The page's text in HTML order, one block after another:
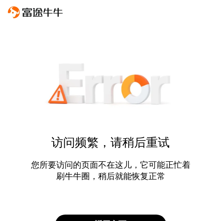
访问频繁，请稍后重试
您所要访问的页面不在这儿，它可能正忙着
刷牛牛圈，稍后就能恢复正常